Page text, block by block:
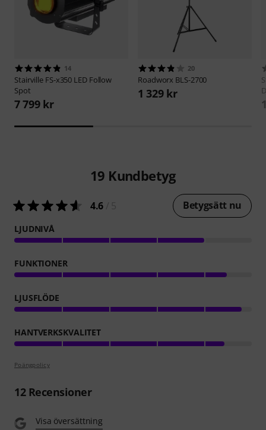
14
Stairville FS-x350 LED Follow
Spot
7 799 kr
20
Roadworx BLS-2700
1 329 kr
19 Kundbetyg
4.6 Betygsätt nu
LJUDNIVÅ
FUNKTIONER
LJUSFLÖDE
HANTVERKSKVALITET
Poängpolicy
12Recensioner
Visa översättning